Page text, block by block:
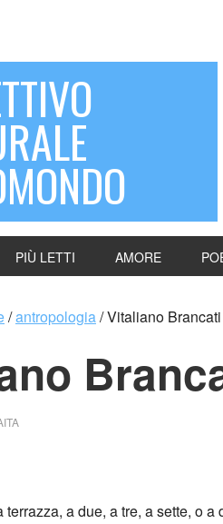
PIÙ LETTI AMORE
/antropologia/Vitaliano Brancati
terrazza, a due, a tre, a sette, o